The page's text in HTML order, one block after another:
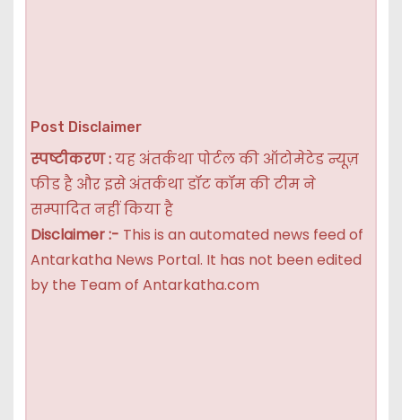
Post Disclaimer
स्पष्टीकरण :यह अंतर्कथा पोर्टल की ऑटोमेटेड न्यूज़
फीड है और इसे अंतर्कथा डॉट कॉम की टीम ने
सम्पादित नहीं किया है
Disclaimer :- This is an automated news feed of
Antarkatha News Portal. It has not been edited
by the Team of Antarkatha.com